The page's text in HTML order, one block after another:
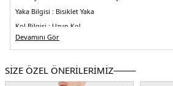
Yaka Bilgisi : Bisiklet Yaka
Kol Bilgisi : Uzun Kol
Kalıp Bilgisi :Regular Fit
Beden : M
Üretim Yeri :Kamboçya
Devamını Gör
SİZE ÖZEL ÖNERİLERİMİZ